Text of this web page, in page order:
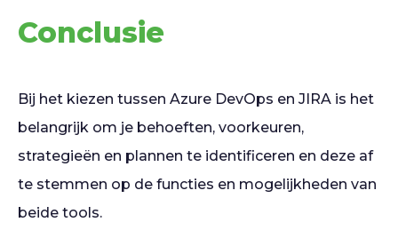
Conclusie
Bij het kiezen tussen Azure DevOps en JIRA is het
belangrijk om je behoeften, voorkeuren,
strategieën en plannen te identificeren en deze af
te stemmen op de functies en mogelijkheden van
beide tools.